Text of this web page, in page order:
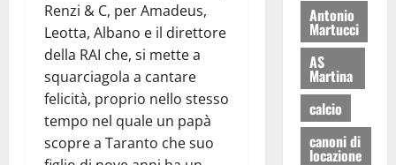
Renzi & C, per Amadeus,
Leotta, Albano e il direttore
della RAI che, si mette a
squarciagola a cantare
felicità, proprio nello stesso
tempo nel quale un papà
scopre a Taranto che suo
Antonio
Martucci
AS
Martina
calcio
canoni di
locazione